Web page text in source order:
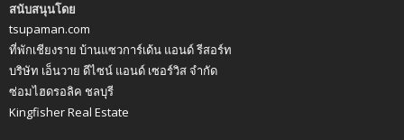
สนับสนุนโดย
tsupaman.com
ที่พักเชียงราย บ้านแซวการ์เด้น แอนด์ รีสอร์ท
บริษัท เอ็นวาย ดีไซน์ แอนด์ เซอร์วิส จำกัด
ซ่อมไฮดรอลิค ชลบุรี
Kingfisher Real Estate